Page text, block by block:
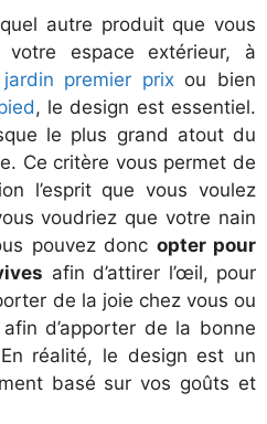
autre produit que vous
votre espace extérieur, à
premier prixou bien
, le design est essentiel.
le plus grand atout du
Ce critère vous permet de
l’esprit que vous voulez
voudriez que votre nain
pouvez donc opter pour
afin d’attirer l’œil, pour
de la joie chez vous ou
d’apporter de la bonne
réalité, le design est un
basé sur vos goûts et